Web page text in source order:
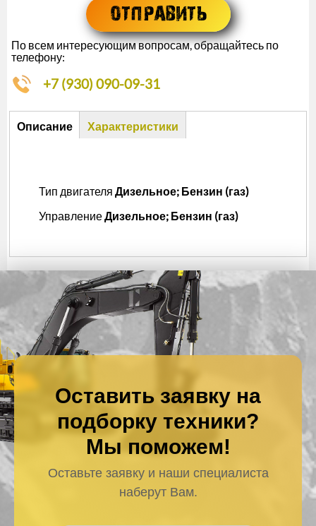
По всем интересующим вопросам, обращайтесь по
телефону:
+7 (930) 090-09-31
Описание
Описание
Характеристики
Тип двигателя Дизельное; Бензин (газ)
УправлениеДизельное; Бензин (газ)
Оставить заявку на
подборку техники?
Мы поможем!
Оставьте заявку и наши специалиста
наберут Вам.